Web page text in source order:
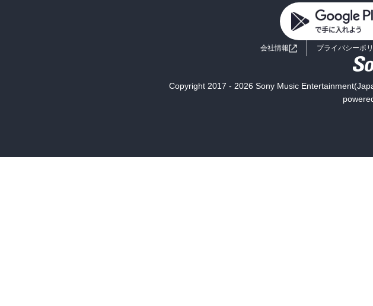
会社情報 プライバシーポ
Copyright 2017 - 2026 Sony Music